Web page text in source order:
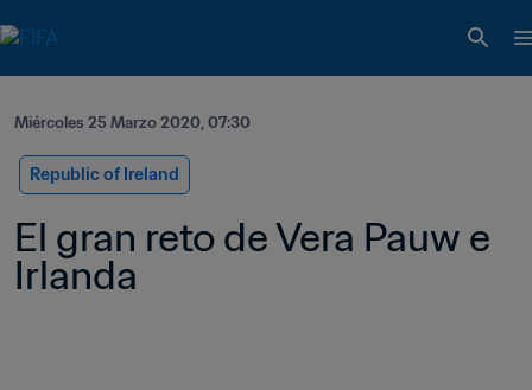
Miércoles 25 Marzo 2020, 07:30
Republic of Ireland
El gran reto de Vera Pauw e
Irlanda